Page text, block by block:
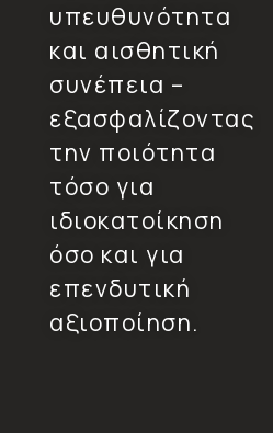
υπευθυνότητα
και αισθητική
συνέπεια –
εξασφαλίζοντας
την ποιότητα
τόσο για
ιδιοκατοίκηση
όσο και για
επενδυτική
αξιοποίηση.